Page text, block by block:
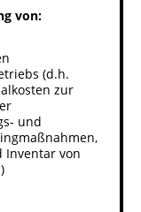
von:
(d.h.
zur
und
Inventar von